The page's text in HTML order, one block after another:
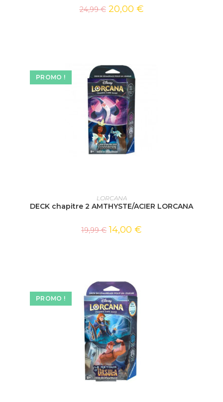
24,99€ 20,00 €
PROMO !
AJOUTER AU PANIER
LORCANA
DECK chapitre 2 AMTHYSTE/ACIER LORCANA
19,99€ 14,00 €
PROMO !